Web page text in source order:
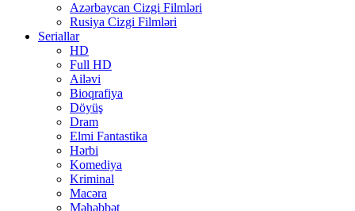
Azərbaycan Cizgi Filmləri
Rusiya Cizgi Filmləri
Seriallar
HD
Full HD
Ailəvi
Bioqrafiya
Döyüş
Dram
Elmi Fantastika
Hərbi
Komediya
Kriminal
Macəra
Məhəbbət